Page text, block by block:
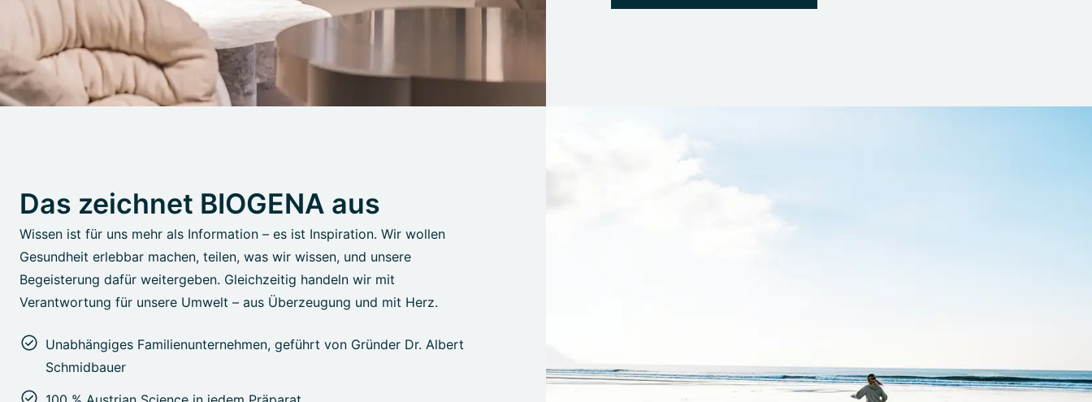
Das zeichnet BIOGENA aus
Wissen ist für uns mehr als Information – es ist Inspiration. Wir wollen
Gesundheit erlebbar machen, teilen, was wir wissen, und unsere
Begeisterung dafür weitergeben. Gleichzeitig handeln wir mit
Verantwortung für unsere Umwelt – aus Überzeugung und mit Herz.
Unabhängiges Familienunternehmen, geführt von Gründer Dr. Albert
Schmidbauer